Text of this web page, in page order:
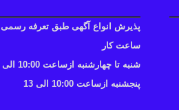
پذیرش انواع آگهی طبق تعرفه رسمی
ساعت کار
شنبه تا چهارشنبه ازساعت 10:00 الی 17
پنجشنبه ازساعت 10:00 الی 13